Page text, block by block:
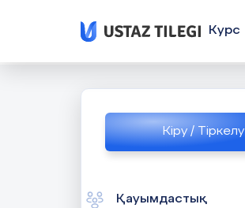
Кіру / Тіркелу
Қауымдастық
Курс